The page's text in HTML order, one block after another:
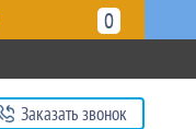
0
Заказать звонок